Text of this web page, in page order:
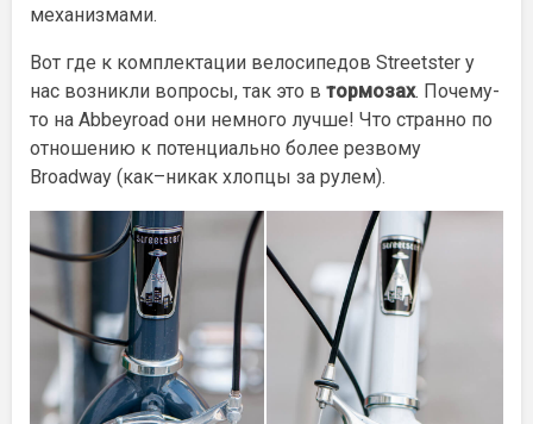
механизмами.
Вот где к комплектации велосипедов Streetster у
нас возникли вопросы, так это в тормозах. Почему-
то на Abbeyroad они немного лучше! Что странно по
отношению к потенциально более резвому
Broadway (как–никак хлопцы за рулем).